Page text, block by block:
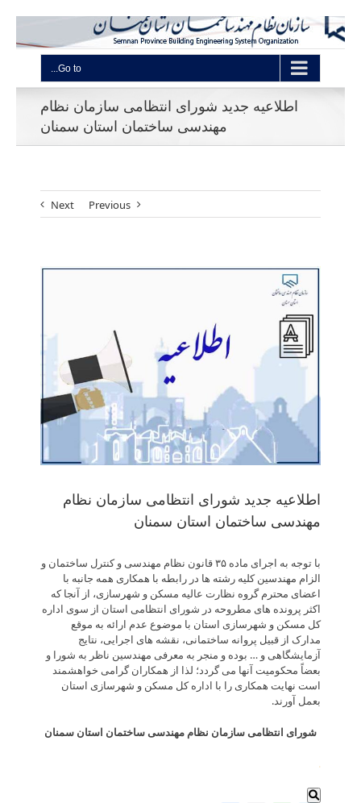
Go to...
اطلاعیه جدید شورای انتظامی سازمان نظام
مهندسی ساختمان استان سمنان
Previous
Next
View
Larger
Image
اطلاعیه جدید شورای انتظامی سازمان نظام
مهندسی ساختمان استان سمنان
با توجه به اجرای ماده ۳۵ قانون نظام مهندسی و کنترل ساختمان و
الزام مهندسین کلیه رشته ها در رابطه با همکاری همه جانبه با
اعضای محترم گروه نظارت عالیه مسکن و شهرسازی، از آنجا که
اکثر پرونده های مطروحه در شورای انتظامی استان از سوی اداره
کل مسکن و شهرسازی استان با موضوع عدم ارائه به موقع
مدارک از قبیل پروانه ساختمانی، نقشه های اجرایی، نتایج
آزمایشگاهی و … بوده و منجر به معرفی مهندسین ناظر به شورا و
بعضاً محکومیت آنها می گردد؛ لذا از همکاران گرامی خواهشمند
است نهایت همکاری را با اداره کل مسکن و شهرسازی استان
بعمل آورند.
شورای انتظامی سازمان نظام مهندسی ساختمان استان سمنان
.